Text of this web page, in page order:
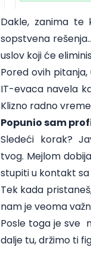
Dakle, zanima te
sopstvena
uslov koji će
Pored ovih
IT-evaca navela
Klizno radno
Popunio sam
Sledeći korak?
tvog. Mejlom
stupiti u kontakt
Tek kada
nam je veoma
Posle toga je sve
dalje tu, držimo ti